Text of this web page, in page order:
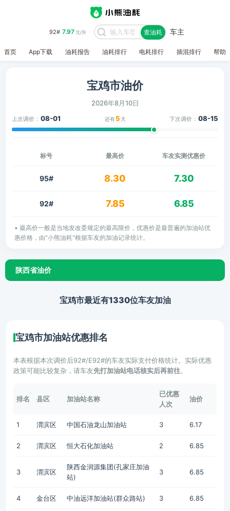
92# 7.97元/升 查油耗 车主
首页 App下载 油耗报告 油耗排行 电耗排行 插混排行 帮助
宝鸡市油价
2026年8月10日
上次调价： 08-01 还有5 天 下次调价： 08-15
标号 最高价 车友实测优惠价
95# 8.30 7.30
92# 7.85 6.85
• 最高价一般是当地发改委规定的最高限价，优惠价是最普遍的加油站优
惠价格，由"小熊油耗"根据车友的加油记录统计。
陕西省油价
宝鸡市最近有1330位车友加油
宝鸡市加油站优惠排名
本表根据本次调价后92#/E92#的车友实际支付价格统计。实际优惠
政策可能比较复杂，请车友先打加油站电话核实后再前往。
排名 县区 加油站名称
已优惠
人次
油价
1 渭滨区 中国石油龙山加油站 3 6.17
2 渭滨区 恒大石化加油站 2 6.85
3 渭滨区
陕西金润源集团(孔家庄加油
站)
3 6.85
4 金台区 中油远洋加油站(群众路站) 3 6.85